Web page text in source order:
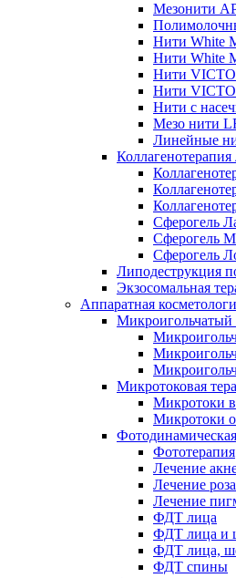
Мезонити
Нити White
Нити White
Нити
Нити
Нити с
Мезо нити
Линейные
Коллагенотерапия
Сферогель
Сферогель
Сферогель
Липодеструкция
Экзосомальная
Аппаратная
Микротоковая
Микротоки
Микротоки
Фототерапия
Лечение
Лечение
Лечение
ФДТ лица
ФДТ лица и
ФДТ лица,
ФДТ спины